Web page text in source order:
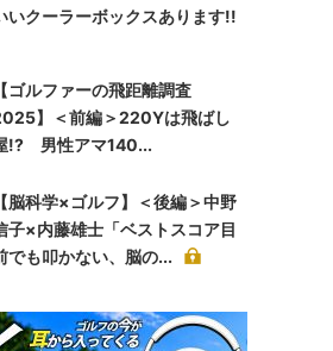
いクーラーボックスあります!!
【ゴルファーの飛距離調査
】＜前編＞220Yは飛ばし
!? 男性アマ140...
【脳科学×ゴルフ】＜後編＞中野
子×内藤雄士「ベストスコア目
でも叩かない、脳の...